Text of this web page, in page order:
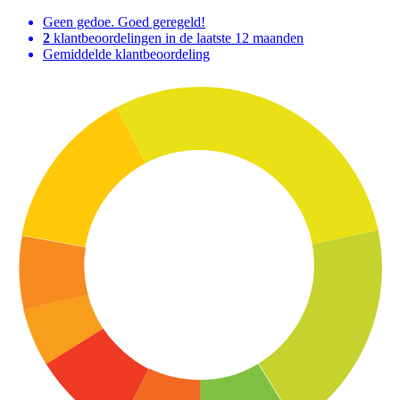
Geen gedoe. Goed geregeld!
2 klantbeoordelingen in de laatste 12 maanden
Gemiddelde klantbeoordeling